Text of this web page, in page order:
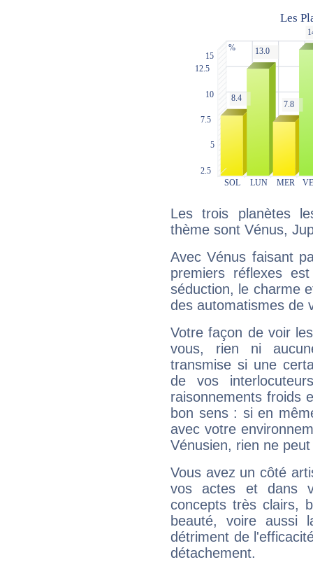
Les trois planètes
thème sont Vénus,
Avec Vénus faisant
premiers réflexes
séduction, le charme
des automatismes de
Votre façon de voir
vous, rien ni
transmise si une
de vos
raisonnements froids
bon sens : si en
avec votre
Vénusien, rien ne
Vous avez un côté
vos actes et dans
concepts très clairs,
beauté, voire aussi
détriment de
détachement.